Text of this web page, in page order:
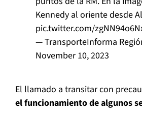
Kennedy al oriente desde
pic.twitter.com/
— TransporteInforma
November 10, 2023
El llamado a transitar con
el funcionamiento de algunos